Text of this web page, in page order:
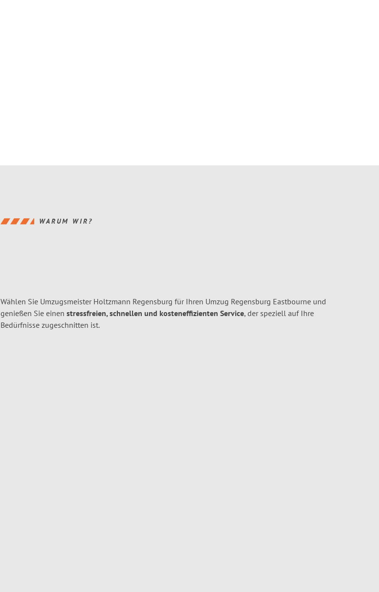
WARUM WIR?
Wählen Sie Umzugsmeister Holtzmann Regensburg für Ihren Umzug Regensburg Eastbourne und
genießen Sie einen stressfreien, schnellen und kosteneffizienten Service, der speziell auf Ihre
Bedürfnisse zugeschnitten ist.